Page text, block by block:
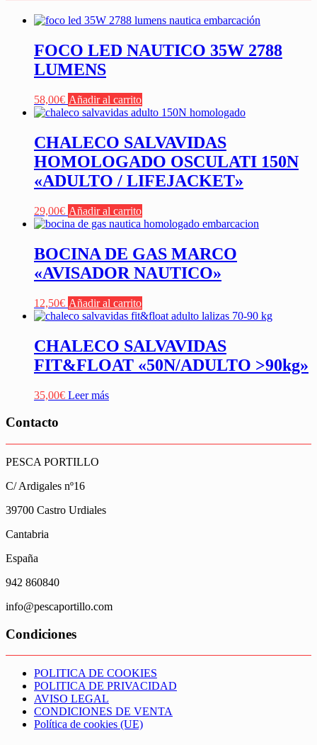
FOCO LED NAUTICO 35W 2788
LUMENS
58,00€ Añadir al carrito
CHALECO SALVAVIDAS
HOMOLOGADO OSCULATI 150N
«ADULTO / LIFEJACKET»
29,00€ Añadir al carrito
BOCINA DE GAS MARCO
«AVISADOR NAUTICO»
12,50€ Añadir al carrito
CHALECO SALVAVIDAS
FIT&FLOAT «50N/ADULTO >90kg»
35,00€ Leer más
Contacto
PESCA PORTILLO
C/ Ardigales nº16
39700 Castro Urdiales
Cantabria
España
942 860840
info@pescaportillo.com
Condiciones
POLITICA DE COOKIES
POLITICA DE PRIVACIDAD
AVISO LEGAL
CONDICIONES DE VENTA
Política de cookies (UE)